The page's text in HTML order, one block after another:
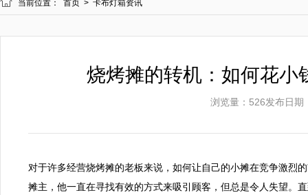
当前位置： 首页 > 卡布灯箱资讯
烧烤摊的转机：如何花小
浏览量：526发布日期
对于许多经营烧烤摊的老板来说，如何让自己的小摊在竞争激烈
摊主，他一直在寻找有效的方式来吸引顾客，但总是令人失望。